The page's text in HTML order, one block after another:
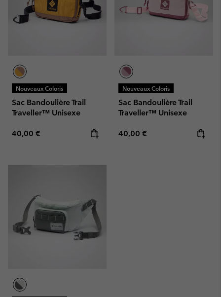
Nouveaux Coloris
Sac Bandoulière Trail
Traveller™ Unisexe
Regular price:
40,00 €
Nouveaux Coloris
Sac Bandoulière Trail
Traveller™ Unisexe
Regular price:
40,00 €